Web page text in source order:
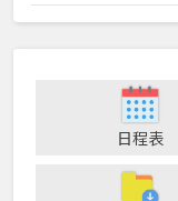
日程表